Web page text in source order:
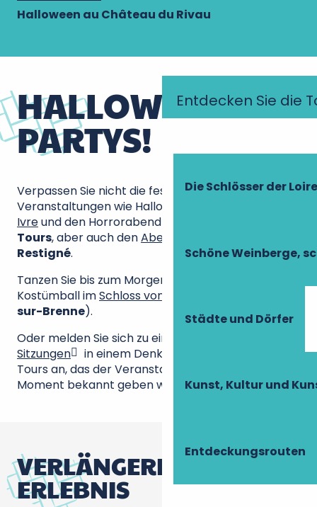
Entdecken Sie die
Die Schlösser der Loire
Schöne Weinberge,
Städte und Dörfer
Kunst, Kultur und
Entdeckungsrouten
Halloween au Château du Rivau
HALLOWEEN-
PARTYS!
Verpassen Sie nicht die festlichen
Veranstaltungen wie Halloween by Slay! im
Ivreund den Horrorabend im Espace Gentiana in
Tours, aber auch denAbend im Valley Bio
Restigné.
Tanzen Sie bis zum Morgen beim Halloween-
Kostümball imSchloss von Jallanges
sur-Brenne).
Oder melden Sie sich zu einer der
Sitzungen
in einem Denkmal 20 km südlich von
Tours an, das der Veranstalter erst im letzten
Moment bekannt geben wird…
VERLÄNGERN SIE DAS
ERLEBNIS